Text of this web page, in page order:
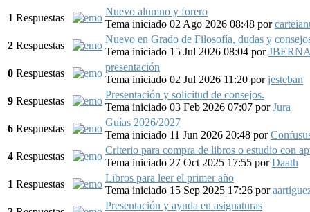
1 Respuestas
Nuevo alumno y forero
Tema iniciado 02 Ago 2026 08:48 por
2 Respuestas
Nuevo en Grado de Filosofía, dudas y
Tema iniciado 15 Jul 2026 08:04 por
0 Respuestas
presentación
Tema iniciado 02 Jul 2026 11:20 porjesteban
9 Respuestas
Presentación y solicitud de consejos.
Tema iniciado 03 Feb 2026 07:07 porJura
6 Respuestas
Guías 2026/2027
Tema iniciado 11 Jun 2026 20:48 por
4 Respuestas
Criterio para compra de libros o estudio con
Tema iniciado 27 Oct 2025 17:55 porDaath
1 Respuestas
Libros para leer el primer año
Tema iniciado 15 Sep 2025 17:26 por
Presentación y ayuda en asignaturas